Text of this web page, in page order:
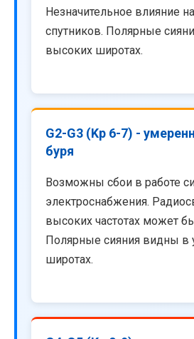
Незначительное влияние
спутников. Полярные
высоких широтах.
G2-G3 (Kp 6-7) -
буря
Возможны сбои в работе
электроснабжения.
высоких частотах может
Полярные сияния видны в
широтах.